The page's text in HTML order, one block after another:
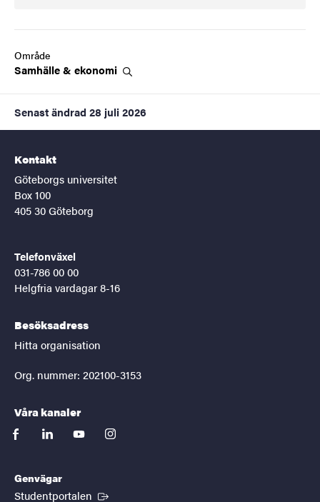
Område
Samhälle & ekonomi
Senast ändrad 28 juli 2026
Kontakt
Göteborgs universitet
Box 100
405 30 Göteborg
Telefonväxel
031-786 00 00
Helgfria vardagar 8-16
Besöksadress
Hitta organisation
Org. nummer: 202100-3153
Våra kanaler
facebooklinkedinyoutubeinstagram
Genvägar
Studentportalen (Extern länk)